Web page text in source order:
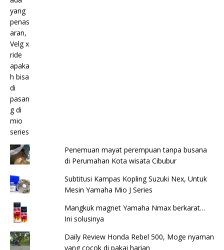
Penemuan mayat perempuan tanpa busana
di Perumahan Kota wisata Cibubur
Subtitusi Kampas Kopling Suzuki Nex, Untuk
Mesin Yamaha Mio J Series
Mangkuk magnet Yamaha Nmax berkarat…
Ini solusinya
Daily Review Honda Rebel 500, Moge nyaman
yang cocok di pakai harian